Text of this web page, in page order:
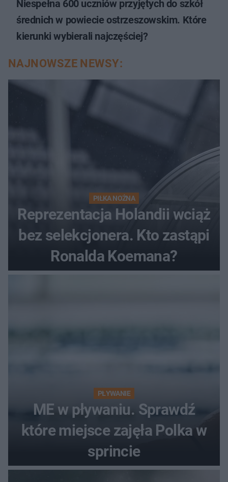
Niespełna 600 uczniów przyjętych do szkół
średnich w powiecie ostrzeszowskim. Które
kierunki wybierali najczęściej?
NAJNOWSZE NEWSY:
PIŁKA NOŻNA
Reprezentacja Holandii wciąż
bez selekcjonera. Kto zastąpi
Ronalda Koemana?
PŁYWANIE
ME w pływaniu. Sprawdź
które miejsce zajęła Polka w
sprincie